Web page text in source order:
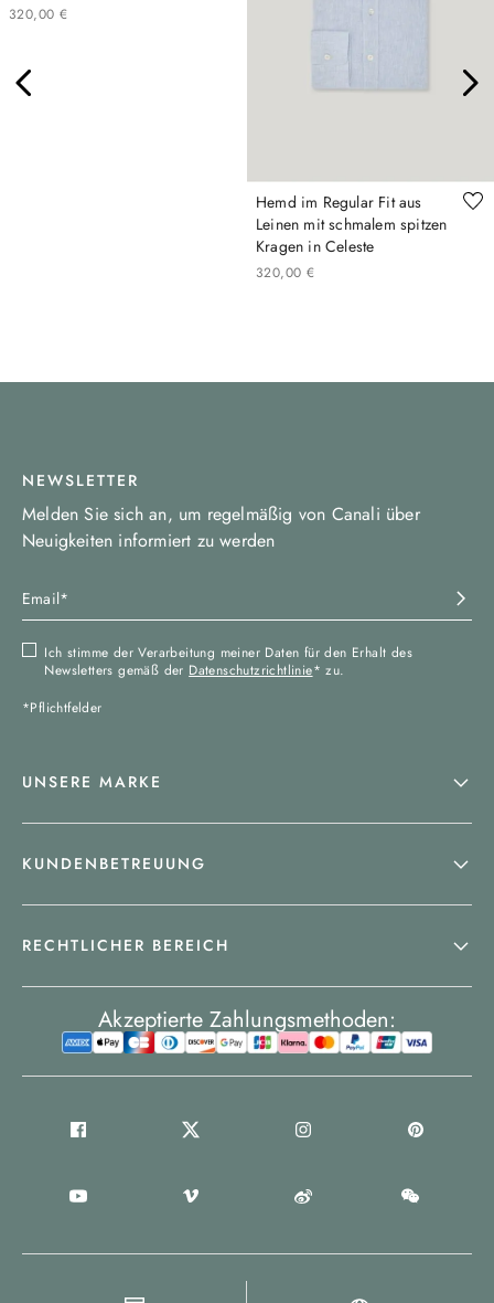
320,00 €
Hemd im Regular Fit aus
Leinen mit schmalem spitzen
Kragen in Celeste
320,00 €
NEWSLETTER
Melden Sie sich an, um regelmäßig von Canali über
Neuigkeiten informiert zu werden
Ich stimme der Verarbeitung meiner Daten für den Erhalt des
Newsletters gemäß der Datenschutzrichtlinie* zu.
*Pflichtfelder
UNSERE MARKE
KUNDENBETREUUNG
RECHTLICHER BEREICH
Akzeptierte Zahlungsmethoden: